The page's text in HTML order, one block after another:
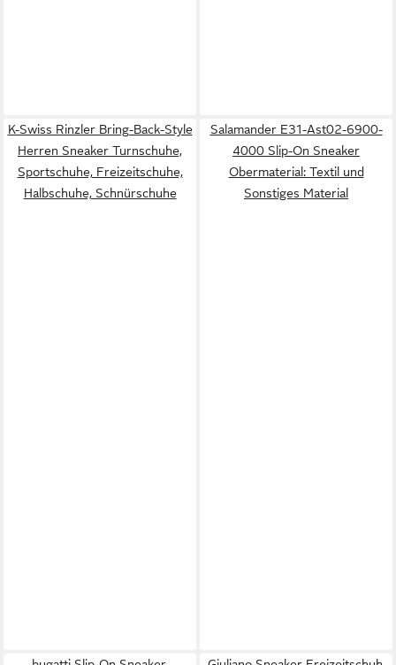
K-Swiss Rinzler Bring-Back-Style
Herren Sneaker Turnschuhe,
Sportschuhe, Freizeitschuhe,
Halbschuhe, Schnürschuhe
Salamander E31-Ast02-6900-
4000 Slip-On Sneaker
Obermaterial: Textil und
Sonstiges Material